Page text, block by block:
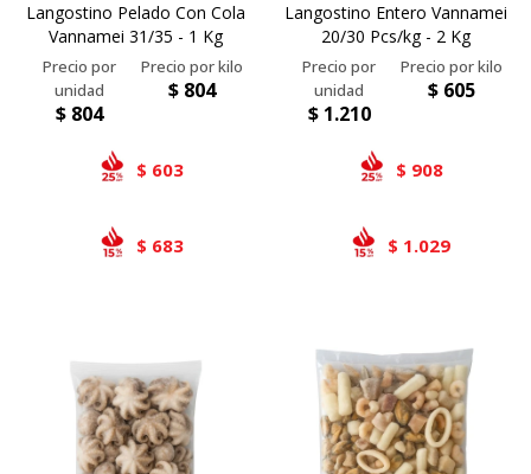
Langostino Pelado Con Cola
Vannamei 31/35 - 1 Kg
$ 804
$ 804
$ 603
$ 683
Langostino Entero Vannamei
20/30 Pcs/kg - 2 Kg
$ 1.210
$ 605
$ 908
$ 1.029